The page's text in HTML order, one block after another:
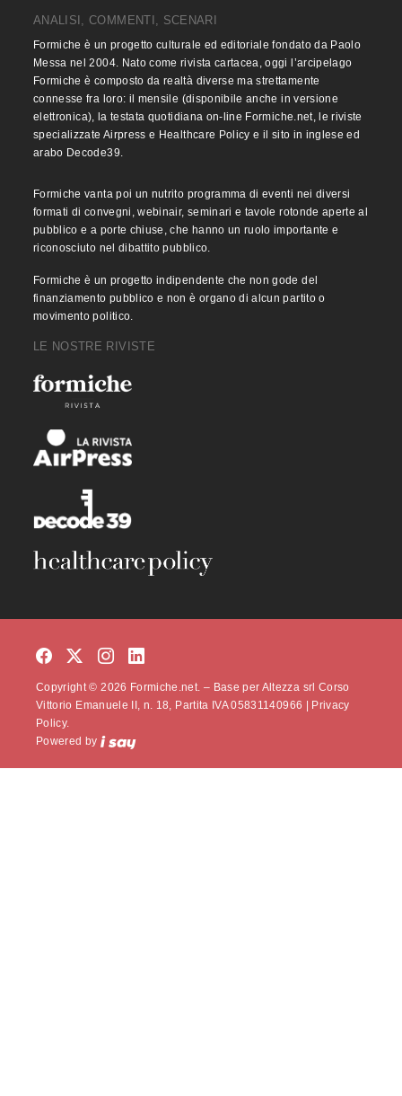
ANALISI, COMMENTI, SCENARI
Formiche è un progetto culturale ed editoriale fondato da Paolo
Messa nel 2004. Nato come rivista cartacea, oggi l’arcipelago
Formiche è composto da realtà diverse ma strettamente
connesse fra loro: il mensile (disponibile anche in versione
elettronica), la testata quotidiana on-line Formiche.net, le riviste
specializzate Airpress e Healthcare Policy e il sito in inglese ed
arabo Decode39.
Formiche vanta poi un nutrito programma di eventi nei diversi
formati di convegni, webinair, seminari e tavole rotonde aperte al
pubblico e a porte chiuse, che hanno un ruolo importante e
riconosciuto nel dibattito pubblico.
Formiche è un progetto indipendente che non gode del
finanziamento pubblico e non è organo di alcun partito o
movimento politico.
LE NOSTRE RIVISTE
Copyright © 2026 Formiche.net. – Base per Altezza srl Corso
Vittorio Emanuele II, n. 18, Partita IVA 05831140966 |
Privacy
Policy.
Powered by